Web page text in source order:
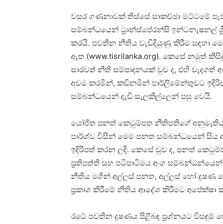
වසර ගණනාවක් තිස්සේ සාකච්ඡා මට්ටමේ
සම්බන්ධයෙන් ට්‍රාන්ස්පේරන්සි ඉන්ටනැෂනල්
කරයි. පවතින නීතිය වැඩිදියුණු කිරීම සඳහා
ඇත (www.tisrilanka.org). කෙසේ නමුත්
සාරවත් නීති සම්පාදනයක් වුව ද, එහි වැදගත්
අවම කරමින්, කඩිනමින් පාර්ලිමේන්තුවට
සම්බන්ධයෙන් දැඩි සැලකිල්ලෙන් පසු වෙයි.
යෝජිත පනත් කෙටුම්පත නීතිපතිගේ අනුමැතිය
පාර්ශ්ව විසින් මෙම පනත සම්බන්ධයෙන් සිය
ඉදිරිපත් කරන ලදි. කෙසේ වුව ද, පනත්
ප්‍රතිපත්ති සහ පටිපාටිමය අංග
නීතිය මගින් අල්ලස් පනත, අල්ලස් හෝ දූෂණ
ප්‍රකාශ කිරීමේ නීතිය ආදේශ කිරීමට අපේක්ෂා
රටේ පවතින දූෂණය පිළිබඳ ප්‍රශ්නයට විසඳුම්